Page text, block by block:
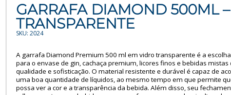
GARRAFA DIAMOND 500ML
TRANSPARENTE
SKU: 2024
A garrafa Diamond Premium 500 ml em vidro transparente é a
para o envase de gin, cachaça premium, licores finos e bebidas mistas
qualidade e sofisticação. O material resistente e durável é capaz de
uma boa quantidade de líquidos, ao mesmo tempo em que permite
possa ver a cor e a transparência da bebida. Além disso, seu